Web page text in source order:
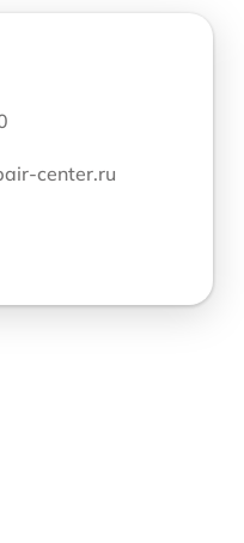
center.ru